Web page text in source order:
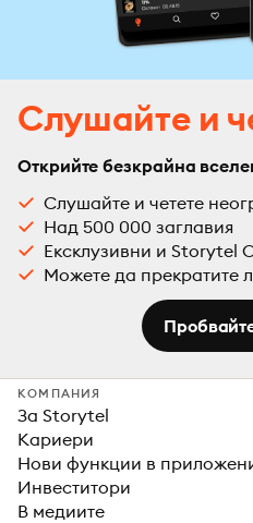
Слушайте и
Открийте безкрайна
Слушайте и четете
Над 500 000 заглавия
Ексклузивни и Storytel
Можете да прекратите
КОМПАНИЯ
За Storytel
Кариери
Нови функции в
Инвеститори
В медиите